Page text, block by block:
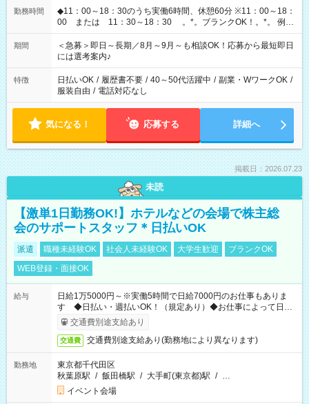
勤務時間
◆11：00～18：30のうち実働6時間、休憩60分 ※11：00～18：
00 または 11：30～18：30 。*。ブランクOK！。*。 例え
ば前職が、 在宅/財団法人/事務/コールセンター/受付/販売/カフェ
スタッフ スイーツ販売/ホテルフロント/化粧品販売/など 様々な
業界から入社して活躍されています♪
期間
＜急募＞即日～長期／8月～9月～も相談OK！応募から最短即日
には選考案内♪
特徴 日払いOK / 履歴書不要 / 40～50代活躍中 / 副業・WワークOK /
服装自由 / 電話対応なし
気になる！ 応募する 詳細へ
掲載日：2026.07.23
未読
【激単1日勤務OK!】ホテルなどの会場で株主総
会のサポートスタッフ＊日払いOK
派遣 職種未経験OK 社会人未経験OK 大学生歓迎
ブランクOK
WEB登録・面接OK
給与
日給1万5000円～※実働5時間で日給7000円のお仕事もありま
す ◆日払い・週払いOK！（規定あり）◆お仕事によって日給
も異なります
交通費別途支給あり
交通費 交通費別途支給あり(勤務地により異なります)
勤務地
東京都千代田区
秋葉原駅 / 飯田橋駅 / 大手町(東京都)駅 / …
イベント会場